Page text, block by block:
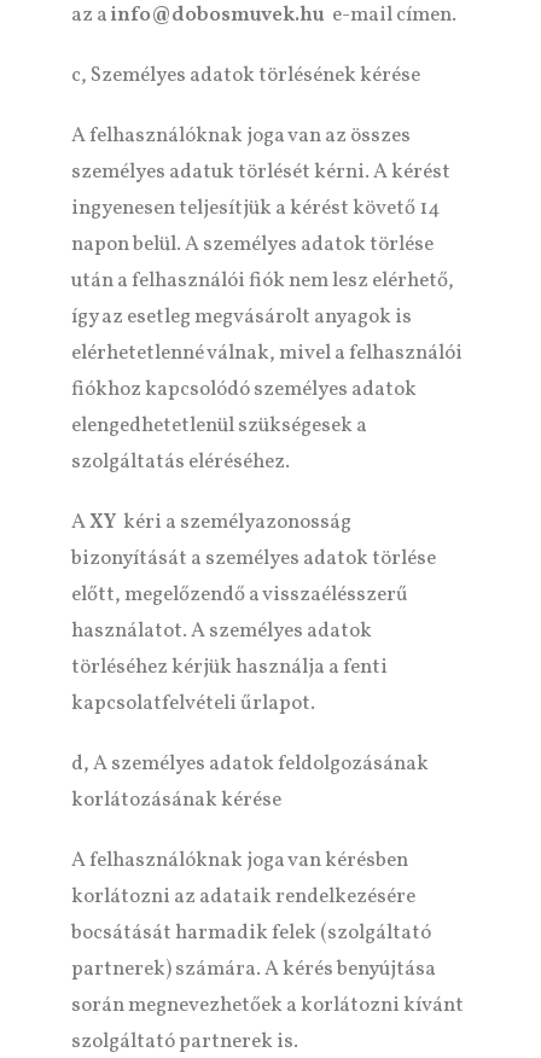
az ainfo@dobosmuvek.hu e-mail címen.
c, Személyes adatok törlésének kérése
A felhasználóknak joga van az összes
személyes adatuk törlését kérni. A kérést
ingyenesen teljesítjük a kérést követő 14
napon belül. A személyes adatok törlése
után a felhasználói fiók nem lesz elérhető,
így az esetleg megvásárolt anyagok is
elérhetetlenné válnak, mivel a felhasználói
fiókhoz kapcsolódó személyes adatok
elengedhetetlenül szükségesek a
szolgáltatás eléréséhez.
AXY kéri a személyazonosság
bizonyítását a személyes adatok törlése
előtt, megelőzendő a visszaélésszerű
használatot. A személyes adatok
törléséhez kérjük használja a fenti
kapcsolatfelvételi űrlapot.
d, A személyes adatok feldolgozásának
korlátozásának kérése
A felhasználóknak joga van kérésben
korlátozni az adataik rendelkezésére
bocsátását harmadik felek (szolgáltató
partnerek) számára. A kérés benyújtása
során megnevezhetőek a korlátozni kívánt
szolgáltató partnerek is.